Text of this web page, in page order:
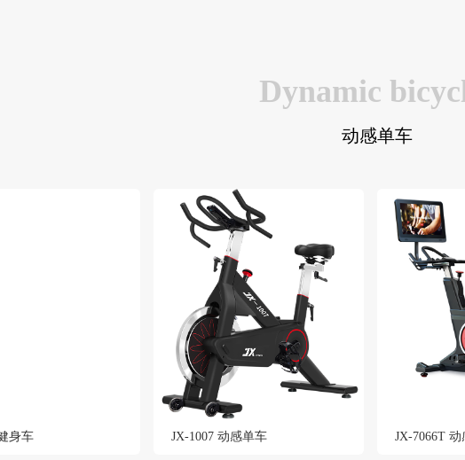
Dynamic
动感单车
身车 JX-1007 动感单车 JX-7066T